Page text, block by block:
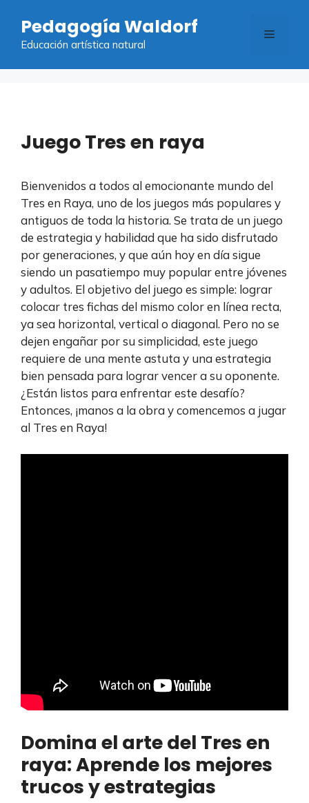
contenido
Pedagogía Waldorf
Educación artística natural
Menú
Juego Tres en raya
Bienvenidos a todos al emocionante mundo del
Tres en Raya, uno de los juegos más populares y
antiguos de toda la historia. Se trata de un juego
de estrategia y habilidad que ha sido disfrutado
por generaciones, y que aún hoy en día sigue
siendo un pasatiempo muy popular entre jóvenes
y adultos. El objetivo del juego es simple: lograr
colocar tres fichas del mismo color en línea recta,
ya sea horizontal, vertical o diagonal. Pero no se
dejen engañar por su simplicidad, este juego
requiere de una mente astuta y una estrategia
bien pensada para lograr vencer a su oponente.
¿Están listos para enfrentar este desafío?
Entonces, ¡manos a la obra y comencemos a jugar
al Tres en Raya!
Domina el arte del Tres en
raya: Aprende los mejores
trucos y estrategias